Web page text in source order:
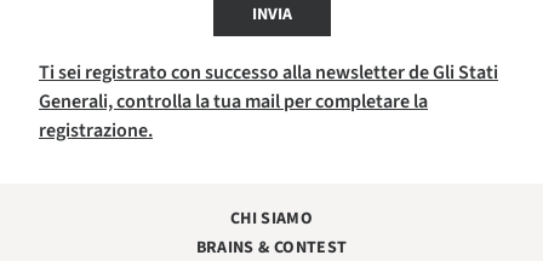
INVIA
Ti sei registrato con successo alla newsletter de Gli Stati
Generali, controlla la tua mail per completare la
registrazione.
CHI SIAMO
BRAINS & CONTEST